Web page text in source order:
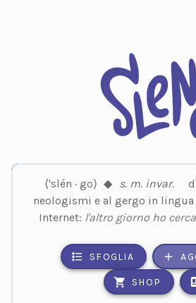
⟨'slén · go⟩ ◆ s. m. invar.
neologismi e al gergo in
Internet: l'altro giorno ho
SFOGLIA
SHOP